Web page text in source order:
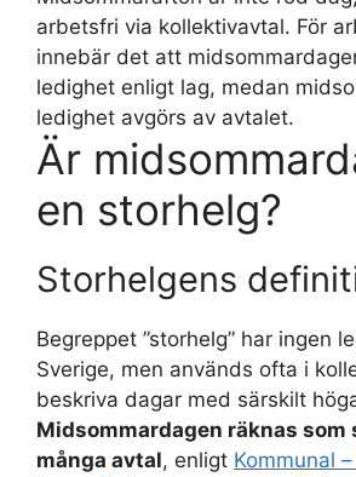
arbetsfri via kollektivavtal. För
innebär det att
ledighet enligt lag, medan
ledighet avgörs av avtalet.
Är
en storhelg?
Storhelgens
Begreppet ”storhelg” har ingen
Sverige, men används ofta i
beskriva dagar med särskilt
Midsommardagen räknas som
många avtal, enligt Kommunal